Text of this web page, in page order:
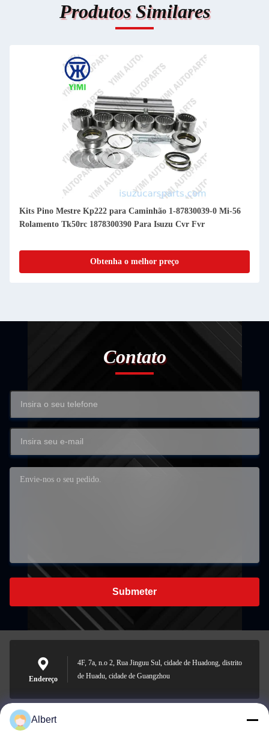
Produtos Similares
Kits Pino Mestre Kp222 para Caminhão 1-87830039-0 Mi-56
Rolamento Tk50rc 1878300390 Para Isuzu Cvr Fvr
Obtenha o melhor preço
Contato
Submeter
Endereço
4F, 7a, n.o 2, Rua Jinguu Sul, cidade de Huadong, distrito
de Huadu, cidade de Guangzhou
Albert